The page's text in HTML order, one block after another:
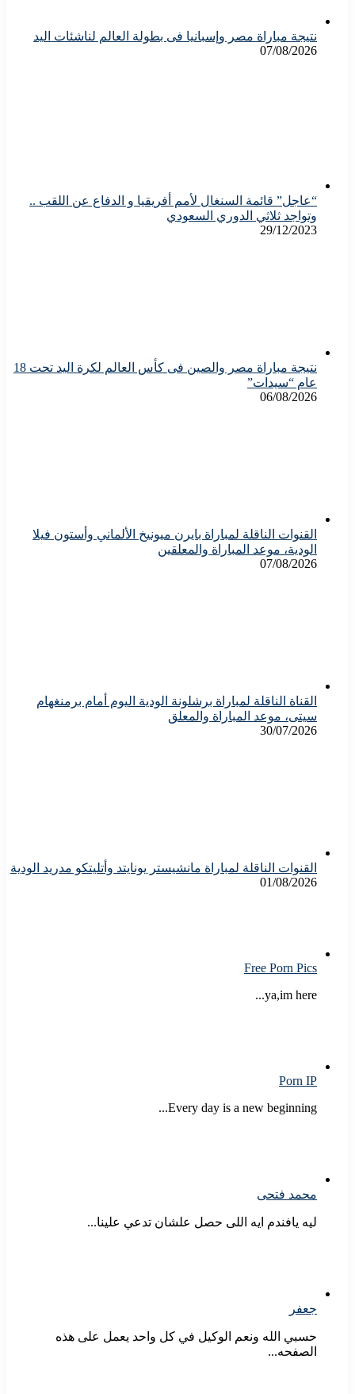
نتيجة مباراة مصر وإسبانيا فى بطولة العالم لناشئات اليد
07/08/2026
“عاجل” قائمة السنغال لأمم أفريقيا و الدفاع عن اللقب ..
وتواجد ثلاثي الدوري السعودي
29/12/2023
نتيجة مباراة مصر والصين فى كأس العالم لكرة اليد تحت 18
عام “سيدات”
06/08/2026
القنوات الناقلة لمباراة بايرن ميونيخ الألماني وأستون فيلا
الودية، موعد المباراة والمعلقين
07/08/2026
القناة الناقلة لمباراة برشلونة الودية اليوم أمام برمنغهام
سيتى، موعد المباراة والمعلق
30/07/2026
القنوات الناقلة لمباراة مانشيستر يونايتد وأتليتكو مدريد الودية
01/08/2026
Free Porn Pics
ya,im here...
Porn IP
Every day is a new beginning...
محمد فتحى
ليه يافندم ايه اللى حصل علشان تدعي علينا...
جعفر
حسبي الله ونعم الوكيل في كل واحد يعمل على هذه
الصفحه...